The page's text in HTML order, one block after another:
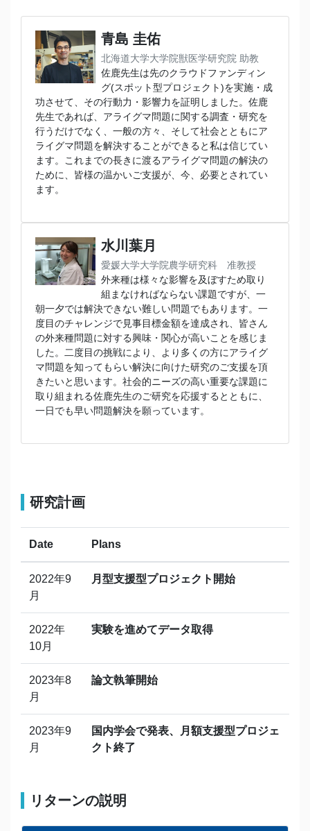
青島 圭佑
北海道大学大学院獣医学研究院 助教
佐鹿先生は先のクラウドファンディン
グ(スポット型プロジェクト)を実施・成
功させて、その行動力・影響力を証明しました。佐鹿
先生であれば、アライグマ問題に関する調査・研究を
行うだけでなく、一般の方々、そして社会とともにア
ライグマ問題を解決することができると私は信じてい
ます。これまでの長きに渡るアライグマ問題の解決の
ために、皆様の温かいご支援が、今、必要とされてい
ます。
水川葉月
愛媛大学大学院農学研究科 准教授
外来種は様々な影響を及ぼすため取り
組まなければならない課題ですが、一
朝一夕では解決できない難しい問題でもあります。一
度目のチャレンジで見事目標金額を達成され、皆さん
の外来種問題に対する興味・関心が高いことを感じま
した。二度目の挑戦により、より多くの方にアライグ
マ問題を知ってもらい解決に向けた研究のご支援を頂
きたいと思います。社会的ニーズの高い重要な課題に
取り組まれる佐鹿先生のご研究を応援するとともに、
一日でも早い問題解決を願っています。
研究計画
Date Plans
2022年9
月
月型支援型プロジェクト開始
2022年
10月
実験を進めてデータ取得
2023年8
月
論文執筆開始
2023年9
月
国内学会で発表、月額支援型プロジェ
クト終了
リターンの説明